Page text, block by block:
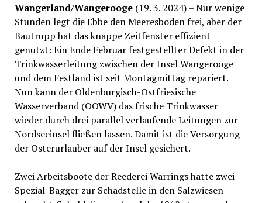
Wangerland/Wangerooge (19. 3. 2024) – Nur wenige
Stunden legt die Ebbe den Meeresboden frei, aber der
Bautrupp hat das knappe Zeitfenster effizient
genutzt: Ein Ende Februar festgestellter Defekt in der
Trinkwasserleitung zwischen der Insel Wangerooge
und dem Festland ist seit Montagmittag repariert.
Nun kann der Oldenburgisch-Ostfriesische
Wasserverband (OOWV) das frische Trinkwasser
wieder durch drei parallel verlaufende Leitungen zur
Nordseeinsel fließen lassen. Damit ist die Versorgung
der Osterurlauber auf der Insel gesichert.
Zwei Arbeitsboote der Reederei Warrings hatte zwei
Spezial-Bagger zur Schadstelle in den Salzwiesen